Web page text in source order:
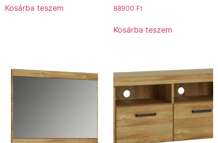
Kosárba teszem 88900 Ft
Kosárba teszem